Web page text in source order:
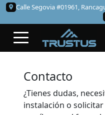
Calle Segovia #01961,
Contacto
¿Tienes dudas,
instalación o